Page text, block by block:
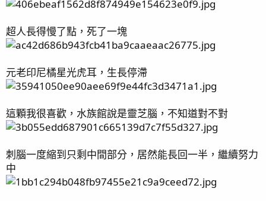
超人長得慢了點，死了一塊
元老印尼橘星光虎耳，生長停滯
這顆我很喜歡，水族館說是靈芝腦，不知道對不對
刺腦一度縮到只剩中間部分，居然能長回一半，繼續努力
中